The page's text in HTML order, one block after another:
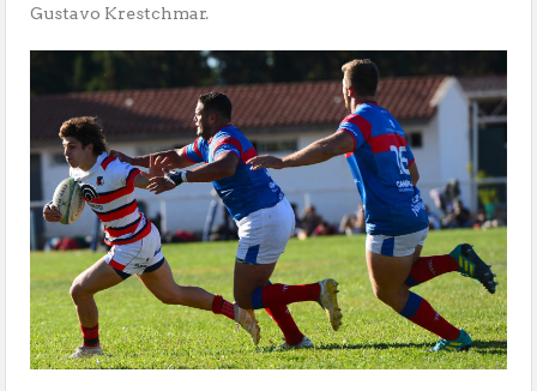
Gustavo Krestchmar.